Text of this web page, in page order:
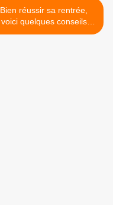
Bien réussir sa rentrée,
voici quelques conseils
utiles >